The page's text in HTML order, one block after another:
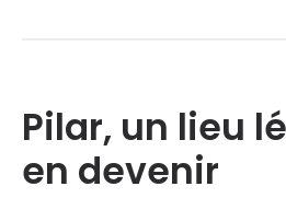
Pilar, un lieu
en devenir